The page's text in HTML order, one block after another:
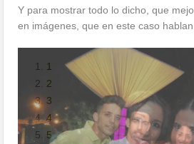
Y para mostrar todo lo dicho, que
en imágenes, que en este caso
1
2
3
4
5